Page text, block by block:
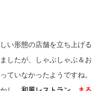
い形態の店舗を立ち上げる
したが、しゃぶしゃぶ＆お
ていなかったようですね。